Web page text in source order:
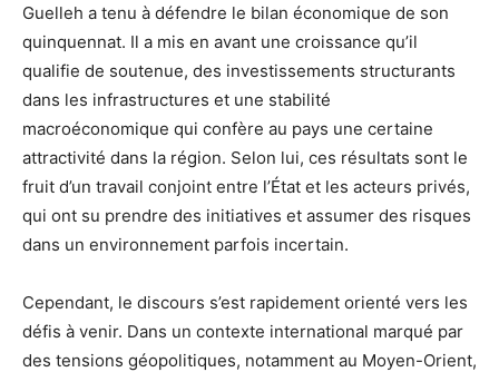
Guelleh a tenu à défendre le bilan économique de son
quinquennat. Il a mis en avant une croissance qu’il
qualifie de soutenue, des investissements structurants
dans les infrastructures et une stabilité
macroéconomique qui confère au pays une certaine
attractivité dans la région. Selon lui, ces résultats sont le
fruit d’un travail conjoint entre l’État et les acteurs privés,
qui ont su prendre des initiatives et assumer des risques
dans un environnement parfois incertain.
Cependant, le discours s’est rapidement orienté vers les
défis à venir. Dans un contexte international marqué par
des tensions géopolitiques, notamment au Moyen-Orient,